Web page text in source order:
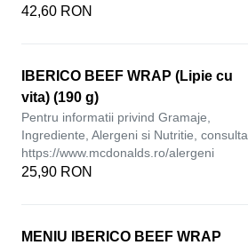
42,60 RON
IBERICO BEEF WRAP (Lipie cu
vita) (190 g)
Pentru informatii privind Gramaje,
Ingrediente, Alergeni si Nutritie, consulta
https://www.mcdonalds.ro/alergeni
25,90 RON
MENIU IBERICO BEEF WRAP